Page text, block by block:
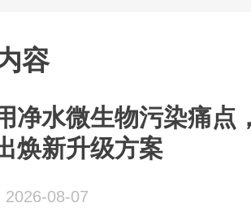
容
净水微生物污染痛点
焕新升级方案
2026-08-07